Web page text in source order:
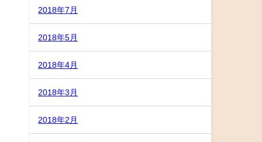
2018年7月
2018年5月
2018年4月
2018年3月
2018年2月